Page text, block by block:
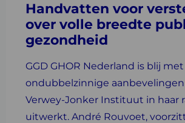
Handvatten voor
over volle breedte
gezondheid
GGD GHOR Nederland is blij
ondubbelzinnige
Verwey-Jonker Instituut in haar
uitwerkt. André Rouvoet,